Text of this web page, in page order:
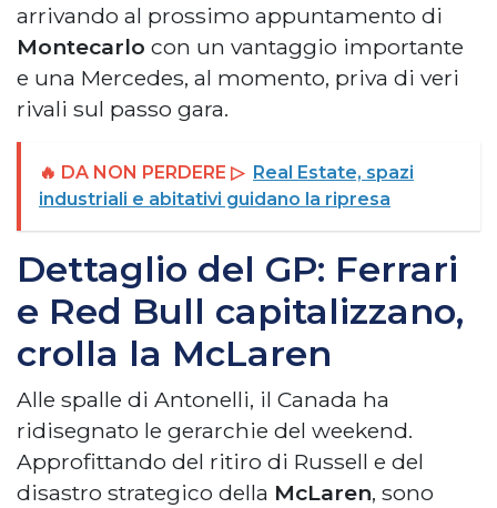
arrivando al prossimo appuntamento di
Montecarlo con un vantaggio importante
e una Mercedes, al momento, priva di veri
rivali sul passo gara.
🔥 DA NON PERDERE ▷ Real Estate, spazi
industriali e abitativi guidano la ripresa
Dettaglio del GP: Ferrari
e Red Bull capitalizzano,
crolla la McLaren
Alle spalle di Antonelli, il Canada ha
ridisegnato le gerarchie del weekend.
Approfittando del ritiro di Russell e del
disastro strategico della McLaren, sono